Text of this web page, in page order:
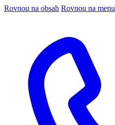
Rovnou na obsah Rovnou na menu